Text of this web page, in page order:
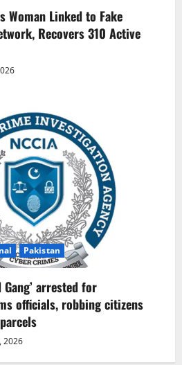
Woman Linked to Fake
Recovers 310 Active
Pakistan
Gang’ arrested for
officials, robbing citizens
2026